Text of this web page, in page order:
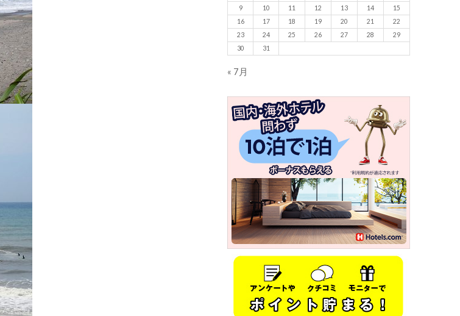
9
10 11 12 13 14
15
16
17 18 19 20 21
22
23
24 25 26 27 28
29
30
31
« 7月